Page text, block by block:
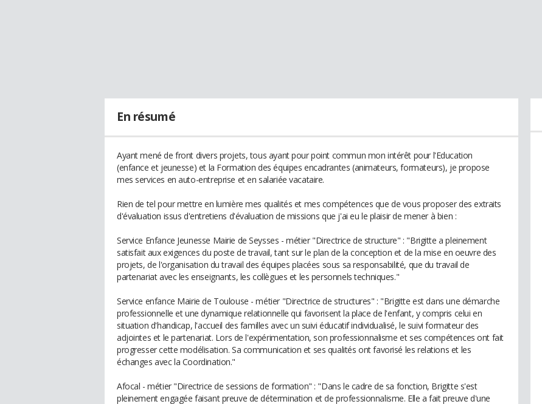
En résumé
Ayant mené de front divers projets, tous ayant pour point commun mon intérêt pour l'Education
(enfance et jeunesse) et la Formation des équipes encadrantes (animateurs, formateurs), je propose
mes services en auto-entreprise et en salariée vacataire.
Rien de tel pour mettre en lumière mes qualités et mes compétences que de vous proposer des extraits
d'évaluation issus d'entretiens d'évaluation de missions que j'ai eu le plaisir de mener à bien :
Service Enfance Jeunesse Mairie de Seysses - métier "Directrice de structure" : "Brigitte a pleinement
satisfait aux exigences du poste de travail, tant sur le plan de la conception et de la mise en oeuvre des
projets, de l'organisation du travail des équipes placées sous sa responsabilité, que du travail de
partenariat avec les enseignants, les collègues et les personnels techniques."
Service enfance Mairie de Toulouse - métier "Directrice de structures" : "Brigitte est dans une démarche
professionnelle et une dynamique relationnelle qui favorisent la place de l'enfant, y compris celui en
situation d'handicap, l'accueil des familles avec un suivi éducatif individualisé, le suivi formateur des
adjointes et le partenariat. Lors de l'expérimentation, son professionnalisme et ses compétences ont fait
progresser cette modélisation. Sa communication et ses qualités ont favorisé les relations et les
échanges avec la Coordination."
Afocal - métier "Directrice de sessions de formation" : "Dans le cadre de sa fonction, Brigitte s'est
pleinement engagée faisant preuve de détermination et de professionnalisme. Elle a fait preuve d'une